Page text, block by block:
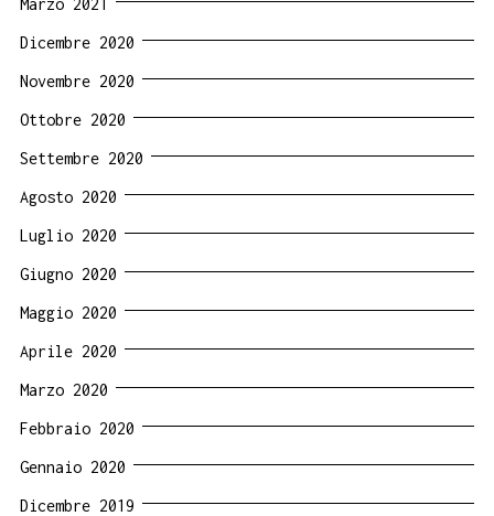
Dicembre 2020
Novembre 2020
Ottobre 2020
Settembre 2020
Agosto 2020
Luglio 2020
Giugno 2020
Maggio 2020
Aprile 2020
Marzo 2020
Febbraio 2020
Gennaio 2020
Dicembre 2019